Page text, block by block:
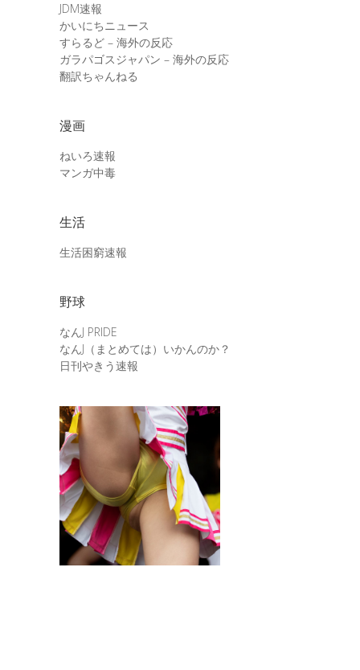
JDM速報
かいにちニュース
すらるど – 海外の反応
ガラパゴスジャパン – 海外の反応
翻訳ちゃんねる
漫画
ねいろ速報
マンガ中毒
生活
生活困窮速報
野球
なんJ PRIDE
なんJ（まとめては）いかんのか？
日刊やきう速報